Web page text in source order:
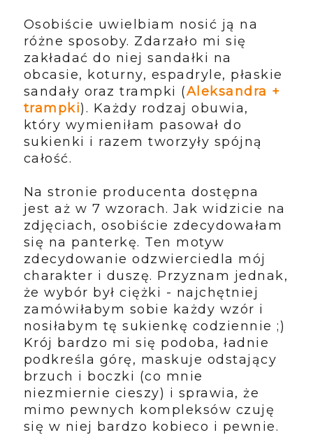
Osobiście uwielbiam nosić ją na
różne sposoby. Zdarzało mi się
zakładać do niej sandałki na
obcasie, koturny, espadryle, płaskie
sandały oraz trampki (Aleksandra +
trampki). Każdy rodzaj obuwia,
który wymieniłam pasował do
sukienki i razem tworzyły spójną
całość.
Na stronie producenta dostępna
jest aż w 7 wzorach. Jak widzicie na
zdjęciach, osobiście zdecydowałam
się na panterkę. Ten motyw
zdecydowanie odzwierciedla mój
charakter i duszę. Przyznam jednak,
że wybór był ciężki - najchętniej
zamówiłabym sobie każdy wzór i
nosiłabym tę sukienkę codziennie ;)
Krój bardzo mi się podoba, ładnie
podkreśla górę, maskuje odstający
brzuch i boczki (co mnie
niezmiernie cieszy) i sprawia, że
mimo pewnych kompleksów czuję
się w niej bardzo kobieco i pewnie.